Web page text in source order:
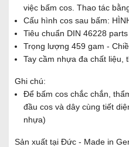
việc bấm cos. Thao tác
Cấu hình cos sau bấm:
Tiêu chuẩn DIN 46228
Trọng lượng 459 gam -
Tay cầm nhựa đa chất liệu,
Ghi chú:
Để bấm cos chắc chắn,
đầu cos và dây cùng tiết
nhựa)
Sản xuất tại Đức - Made in